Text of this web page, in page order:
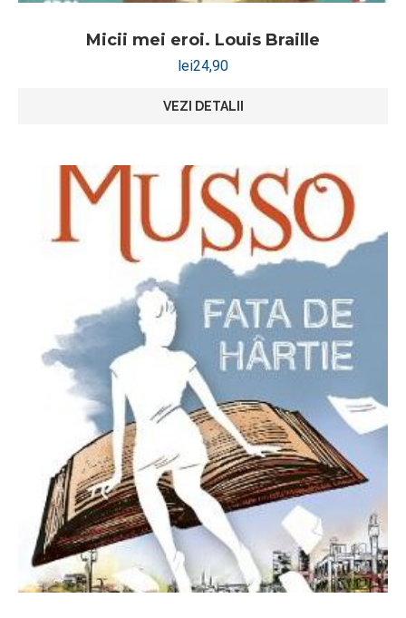
Micii mei eroi. Louis Braille
lei24,90
VEZI DETALII